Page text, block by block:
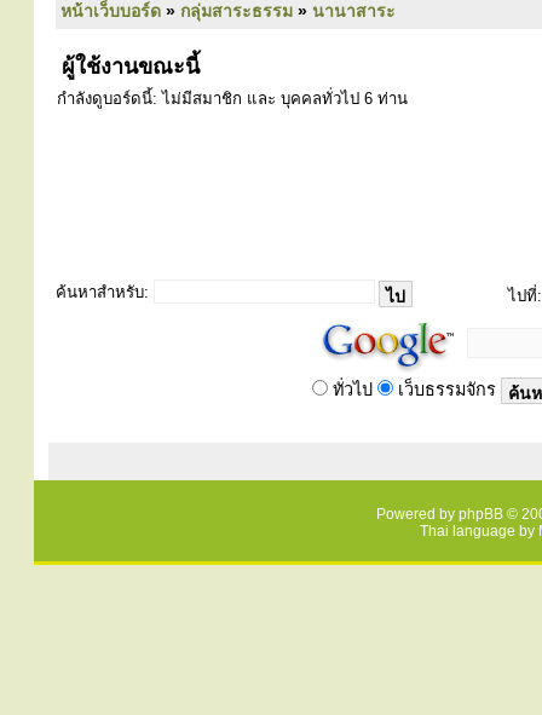
หน้าเว็บบอร์ด » กลุ่มสาระธรรม » นานาสาระ
ผู้ใช้งานขณะนี้
กำลังดูบอร์ดนี้: ไม่มีสมาชิก และ บุคคลทั่วไป 6 ท่าน
ค้นหาสำหรับ: ไปที่:
ทั่วไป เว็บธรรมจักร
Powered by phpBB ©
Thai language by